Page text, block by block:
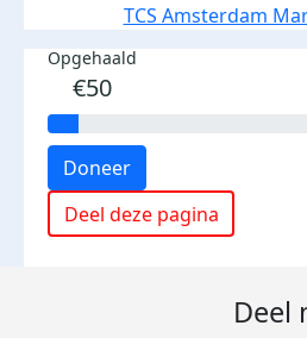
TCS Amsterdam
Opgehaald
€50
Doneer
Deel deze pagina
Deel